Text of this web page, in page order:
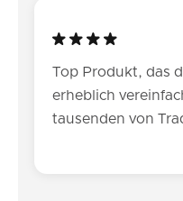
Top Produkt, das
erheblich
tausenden von